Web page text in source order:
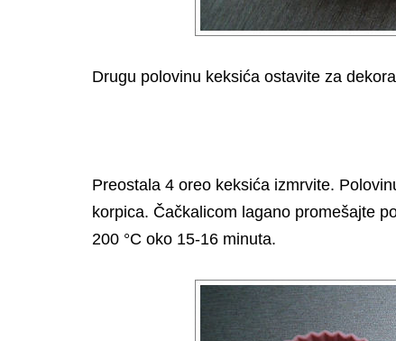
Drugu polovinu keksića ostavite za
Preostala 4 oreo keksića izmrvite.
korpica. Čačkalicom lagano promešajte
200 °C oko 15-16 minuta.